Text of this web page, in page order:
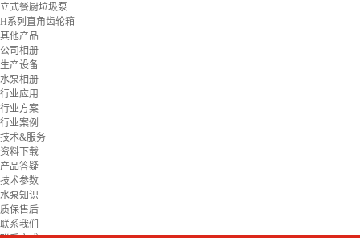
立式餐厨垃圾泵
H系列直角齿轮箱
其他产品
公司相册
生产设备
水泵相册
行业应用
行业方案
行业案例
技术&服务
资料下载
产品答疑
技术参数
水泵知识
质保售后
联系我们